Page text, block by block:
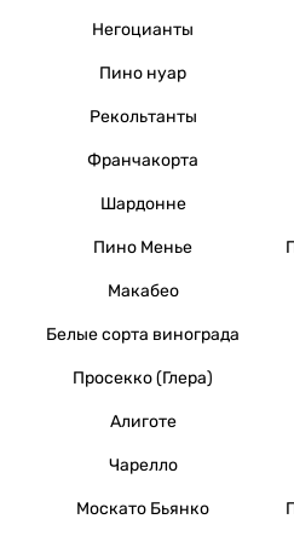
Негоцианты
Пино нуар
Рекольтанты
Франчакорта
Шардонне
Пино Менье
Макабео
Белые сорта винограда
Просекко (Глера)
Алиготе
Чарелло
Москато Бьянко